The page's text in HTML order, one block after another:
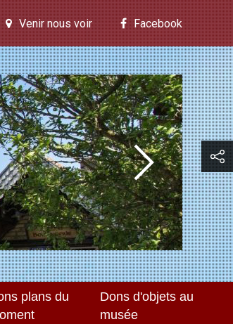
Venir nous voir Facebook
plans du
Dons d'objets au
musée